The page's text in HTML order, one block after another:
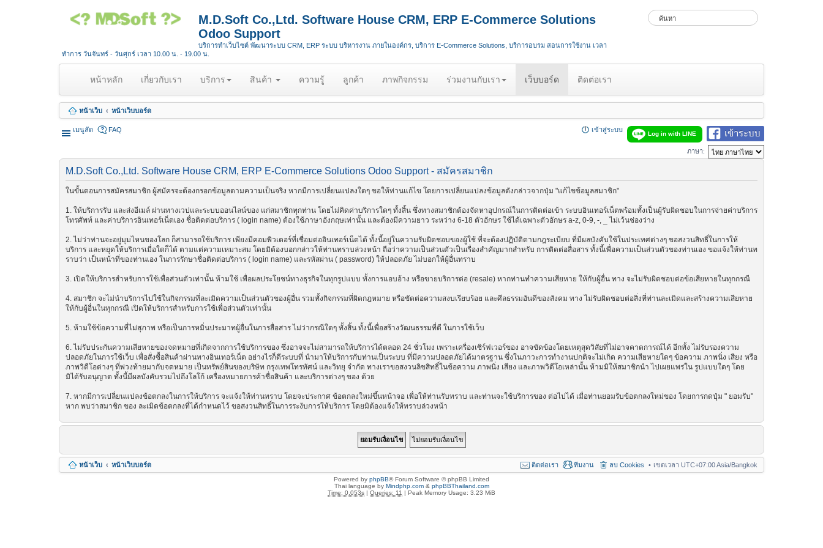
M.D.Soft Co.,Ltd. Software House CRM, ERP E-Commerce Solutions
Odoo Support
บริการทำเว็บไซต์ พัฒนาระบบ CRM, ERP ระบบ บริหารงาน ภายในองค์กร, บริการ E-Commerce Solutions, บริการอบรม สอนการใช้งาน เวลา
ทำการ วันจันทร์ - วันศุกร์ เวลา 10.00 น. - 19.00 น.
หน้าหลัก(
u
r
)
เกี่ยวกับเรา บริการ สินค้า ความรู้ ลูกค้า ภาพกิจกรรม ร่วมงานกับเรา เว็บบอร์ด ติดต่อเรา
หน้าเว็บ หน้าเว็บบอร์ด
เมนูลัด เข้าระบบ
Log in with LINE
FAQ เข้าสู่ระบบ
ภาษา:
M.D.Soft Co.,Ltd. Software House CRM, ERP E-Commerce Solutions Odoo Support - สมัครสมาชิก
ในขั้นตอนการสมัครสมาชิก ผู้สมัครจะต้องกรอกข้อมูลตามความเป็นจริง หากมีการเปลี่ยนแปลงใดๆ ขอให้ท่านแก้ไข โดยการเปลี่ยนแปลงข้อมูลดังกล่าวจากปุ่ม "แก้ไขข้อมูลสมาชิก"
1. ให้บริการรับ และส่งอีเมล์ ผ่านทางเวปและระบบออนไลน์ของ แก่สมาชิกทุกท่าน โดยไม่คิดค่าบริการใดๆ ทั้งสิ้น ซึ่งทางสมาชิกต้องจัดหาอุปกรณ์ในการติดต่อเข้า ระบบอินเทอร์เน็ตพร้อมทั้งเป็นผู้รับผิดชอบในการจ่ายค่าบริการ
โทรศัพท์ และค่าบริการอินเทอร์เน็ตเอง ชื่อติดต่อบริการ ( login name) ต้องใช้ภาษาอังกฤษเท่านั้น และต้องมีความยาว ระหว่าง 6-18 ตัวอักษร ใช้ได้เฉพาะตัวอักษร a-z, 0-9, -, _ ไม่เว้นช่องว่าง
2. ไม่ว่าท่านจะอยู่มุมไหนของโลก ก็สามารถใช้บริการ เพียงมีคอมพิวเตอร์ที่เชื่อมต่ออินเทอร์เน็ตได้ ทั้งนี้อยู่ในความรับผิดชอบของผู้ใช้ ที่จะต้องปฏิบัติตามกฎระเบียบ ที่มีผลบังคับใช้ในประเทศต่างๆ ขอสงวนสิทธิ์ในการให้
บริการ และหยุดให้บริการเมื่อใดก็ได้ ตามแต่ความเหมาะสม โดยมิต้องบอกกล่าวให้ท่านทราบล่วงหน้า ถือว่าความเป็นส่วนตัวเป็นเรื่องสำคัญมากสำหรับ การติดต่อสื่อสาร ทั้งนี้เพื่อความเป็นส่วนตัวของท่านเอง ขอแจ้งให้ท่านท
ราบว่า เป็นหน้าที่ของท่านเอง ในการรักษาชื่อติดต่อบริการ ( login name) และรหัสผ่าน ( password) ให้ปลอดภัย ไม่บอกให้ผู้อื่นทราบ
3. เปิดให้บริการสำหรับการใช้เพื่อส่วนตัวเท่านั้น ห้ามใช้ เพื่อผลประโยชน์ทางธุรกิจในทุกรูปแบบ ทั้งการแอบอ้าง หรือขายบริการต่อ (resale) หากท่านทำความเสียหาย ให้กับผู้อื่น ทาง จะไม่รับผิดชอบต่อข้อเสียหายในทุกกรณี
4. สมาชิก จะไม่นำบริการไปใช้ในกิจกรรมที่ละเมิดความเป็นส่วนตัวของผู้อื่น รวมทั้งกิจกรรมที่ผิดกฎหมาย หรือขัดต่อความสงบเรียบร้อย และศีลธรรมอันดีของสังคม ทาง ไม่รับผิดชอบต่อสิ่งที่ท่านละเมิดและสร้างความเสียหาย
ให้กับผู้อื่นในทุกกรณี เปิดให้บริการสำหรับการใช้เพื่อส่วนตัวเท่านั้น
5. ห้ามใช้ข้อความที่ไม่สุภาพ หรือเป็นการหมิ่นประมาทผู้อื่นในการสื่อสาร ไม่ว่ากรณีใดๆ ทั้งสิ้น ทั้งนี้เพื่อสร้างวัฒนธรรมที่ดี ในการใช้เว็บ
6. ไม่รับประกันความเสียหายของจดหมายที่เกิดจากการใช้บริการของ ซึ่งอาจจะไม่สามารถให้บริการได้ตลอด 24 ชั่วโมง เพราะเครื่องเซิร์ฟเวอร์ของ อาจขัดข้องโดยเหตุสุดวิสัยที่ไม่อาจคาดการณ์ได้ อีกทั้ง ไม่รับรองความ
ปลอดภัยในการใช้เว็บ เพื่อสั่งซื้อสินค้าผ่านทางอินเทอร์เน็ต อย่างไรก็ดีระบบที่ นำมาให้บริการกับท่านเป็นระบบ ที่มีความปลอดภัยได้มาตรฐาน ซึ่งในภาวะการทำงานปกติจะไม่เกิด ความเสียหายใดๆ ข้อความ ภาพนิ่ง เสียง หรือ
ภาพวิดีโอต่างๆ ที่พ่วงท้ายมากับจดหมาย เป็นทรัพย์สินของบริษัท กรุงเทพโทรทัศน์ และวิทยุ จำกัด ทางเราขอสงวนลิขสิทธิ์ในข้อความ ภาพนิ่ง เสียง และภาพวิดีโอเหล่านั้น ห้ามมิให้สมาชิกนำ ไปเผยแพร่ใน รูปแบบใดๆ โดย
มิได้รับอนุญาต ทั้งนี้มีผลบังคับรวมไปถึงโลโก้ เครื่องหมายการค้าชื่อสินค้า และบริการต่างๆ ของ ด้วย
7. หากมีการเปลี่ยนแปลงข้อตกลงในการให้บริการ จะแจ้งให้ท่านทราบ โดยจะประกาศ ข้อตกลงใหม่ขึ้นหน้าจอ เพื่อให้ท่านรับทราบ และท่านจะใช้บริการของ ต่อไปได้ เมื่อท่านยอมรับข้อตกลงใหม่ของ โดยการกดปุ่ม " ยอมรับ"
หาก พบว่าสมาชิก ของ ละเมิดข้อตกลงที่ได้กำหนดไว้ ขอสงวนสิทธิ์ในการระงับการให้บริการ โดยมิต้องแจ้งให้ทราบล่วงหน้า
หน้าเว็บ หน้าเว็บบอร์ด เขตเวลา UTC+07:00 Asia/Bangkok
ลบ Cookies
ทีมงาน
ติดต่อเรา
Powered by phpBB® Forum Software © phpBB Limited
Thai language by Mindphp.com& phpBBThailand.com
Time: 0.053s | Queries: 11 | Peak Memory Usage: 3.23 MiB